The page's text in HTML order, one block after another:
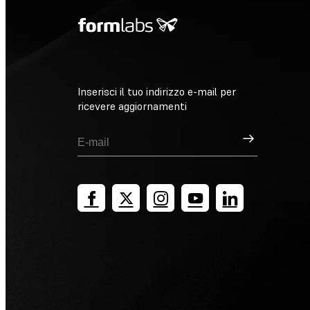
Inserisci il tuo indirizzo e-mail per
ricevere aggiornamenti
Registrati